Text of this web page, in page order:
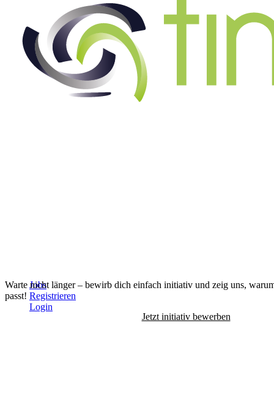
Jobs
Registrieren
Login
Warte nicht länger – bewirb dich einfach initiativ und zeig uns,
passt!
Jetzt initiativ bewerben